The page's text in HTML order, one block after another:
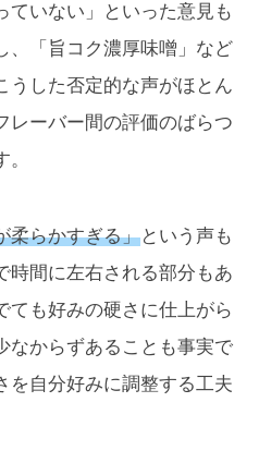
ていない」といった意見も
、「旨コク濃厚味噌」など
うした否定的な声がほとん
レーバー間の評価のばらつ
柔らかすぎる」という声も
時間に左右される部分もあ
ても好みの硬さに仕上がら
なからずあることも事実で
を自分好みに調整する工夫